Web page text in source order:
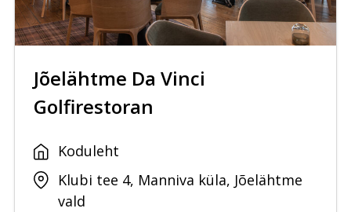
Jõelähtme Da Vinci
Golfirestoran
Koduleht
Klubi tee 4, Manniva küla, Jõelähtme
vald